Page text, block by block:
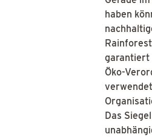
haben
garantiert
Öko-
Das